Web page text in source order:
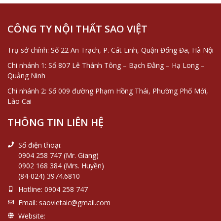
CÔNG TY NỘI THẤT SAO VIỆT
Trụ sở chính: Số 22 An Trạch, P. Cát Linh, Quận Đống Đa, Hà Nội
Chi nhánh 1: Số 807 Lê Thánh Tông – Bạch Đằng – Hạ Long –
Quảng Ninh
Chi nhánh 2: Số 009 đường Phạm Hồng Thái, Phường Phố Mới,
Lào Cai
THÔNG TIN LIÊN HỆ
Số điện thoại:
0904 258 747 (Mr. Giang)
0902 168 384 (Mrs. Huyền)
(84-024) 3974.6810
Hotline: 0904 258 747
Email: saovietaic@gmail.com
Website: